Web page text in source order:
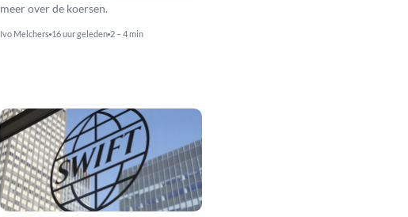
meer over de koersen.
Ivo Melchers 16 uur geleden 2 – 4 min